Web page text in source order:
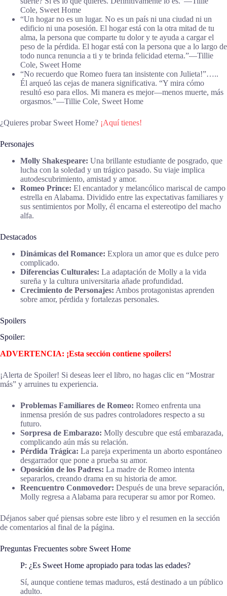
Cole, Sweet Home
“Un hogar no es un lugar. No es un país ni una ciudad ni un
edificio ni una posesión. El hogar está con la otra mitad de tu
alma, la persona que comparte tu dolor y te ayuda a cargar el
peso de la pérdida. El hogar está con la persona que a lo largo de
todo nunca renuncia a ti y te brinda felicidad eterna.”―Tillie
Cole, Sweet Home
“No recuerdo que Romeo fuera tan insistente con Julieta!”…..
Él arqueó las cejas de manera significativa. “Y mira cómo
resultó eso para ellos. Mi manera es mejor—menos muerte, más
orgasmos.”―Tillie Cole, Sweet Home
¿Quieres probar Sweet Home? ¡Aquí tienes!
Personajes
Molly Shakespeare: Una brillante estudiante de posgrado, que
lucha con la soledad y un trágico pasado. Su viaje implica
autodescubrimiento, amistad y amor.
Romeo Prince: El encantador y melancólico mariscal de campo
estrella en Alabama. Dividido entre las expectativas familiares y
sus sentimientos por Molly, él encarna el estereotipo del macho
alfa.
Destacados
Dinámicas del Romance: Explora un amor que es dulce pero
complicado.
Diferencias Culturales: La adaptación de Molly a la vida
sureña y la cultura universitaria añade profundidad.
Crecimiento de Personajes: Ambos protagonistas aprenden
sobre amor, pérdida y fortalezas personales.
Spoilers
Spoiler:
ADVERTENCIA: ¡Esta sección contiene spoilers!
¡Alerta de Spoiler! Si deseas leer el libro, no hagas clic en “Mostrar
más” y arruines tu experiencia.
Problemas Familiares de Romeo: Romeo enfrenta una
inmensa presión de sus padres controladores respecto a su
futuro.
Sorpresa de Embarazo: Molly descubre que está embarazada,
complicando aún más su relación.
Pérdida Trágica: La pareja experimenta un aborto espontáneo
desgarrador que pone a prueba su amor.
Oposición de los Padres: La madre de Romeo intenta
separarlos, creando drama en su historia de amor.
Reencuentro Conmovedor: Después de una breve separación,
Molly regresa a Alabama para recuperar su amor por Romeo.
Déjanos saber qué piensas sobre este libro y el resumen en la sección
de comentarios al final de la página.
Preguntas Frecuentes sobre Sweet Home
P: ¿Es Sweet Home apropiado para todas las edades?
Sí, aunque contiene temas maduros, está destinado a un público
adulto.